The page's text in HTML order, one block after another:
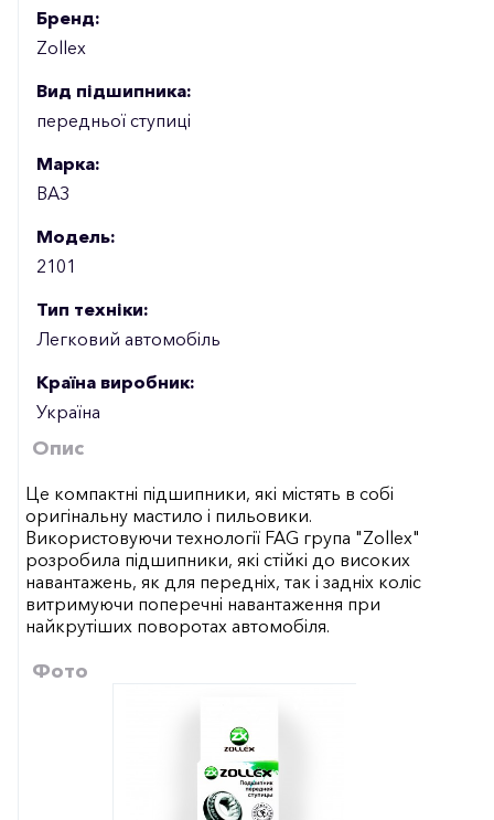
Бренд:
Zollex
Вид підшипника:
передньої ступиці
Марка:
ВАЗ
Модель:
2101
Тип техніки:
Легковий автомобіль
Країна виробник:
Україна
Опис
Це компактні підшипники, які містять в собі
оригінальну мастило і пильовики.
Використовуючи технології FAG група "Zollex"
розробила підшипники, які стійкі до високих
навантажень, як для передніх, так і задніх коліс
витримуючи поперечні навантаження при
найкрутіших поворотах автомобіля.
Фото